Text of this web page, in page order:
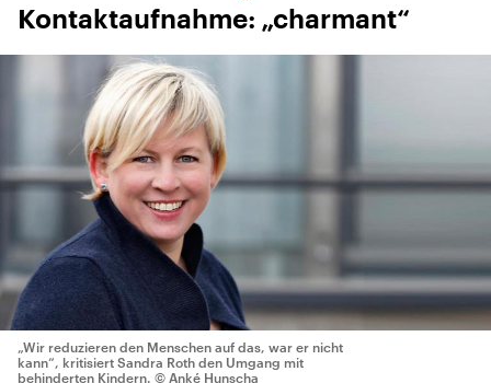
Kontaktaufnahme: „charmant“
„Wir reduzieren den Menschen auf das, war er nicht
kann“, kritisiert Sandra Roth den Umgang mit
behinderten Kindern. © Anké Hunscha